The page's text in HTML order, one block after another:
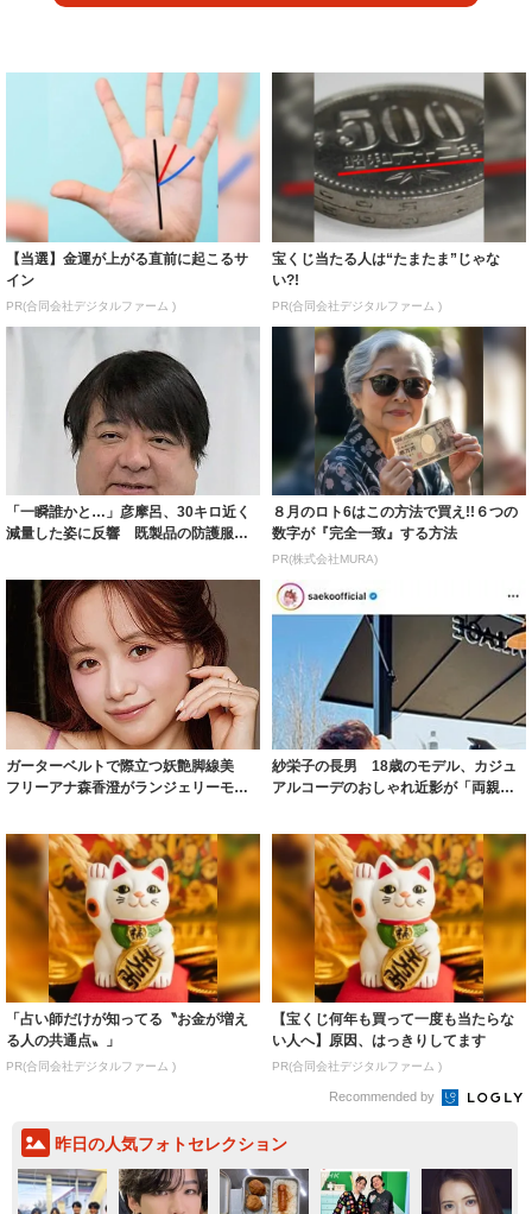
【当選】金運が上がる直前に起こるサ
イン
PR(合同会社デジタルファーム )
宝くじ当たる人は“たまたま”じゃな
い?!
PR(合同会社デジタルファーム )
「一瞬誰かと…」彦摩呂、30キロ近く
減量した姿に反響 既製品の防護服が
８月のロト6はこの方法で買え!!６つの
数字が『完全一致』する方法
PR(株式会社MURA)
ガーターベルトで際立つ妖艶脚線美
フリーアナ森香澄がランジェリーモデ
紗栄子の長男 18歳のモデル、カジュ
アルコーデのおしゃれ近影が「両親の
「占い師だけが知ってる〝お金が増え
る人の共通点〟」
PR(合同会社デジタルファーム )
【宝くじ何年も買って一度も当たらな
い人へ】原因、はっきりしてます
PR(合同会社デジタルファーム )
Recommended by
昨日の人気フォトセレクション